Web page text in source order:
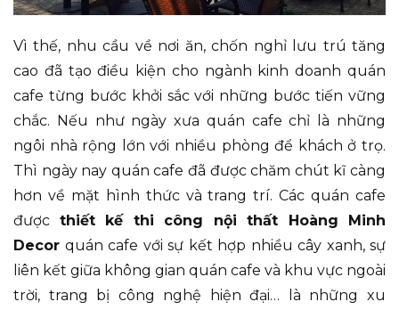
Vì thế, nhu cầu về nơi ăn, chốn nghỉ lưu trú tăng
cao đã tạo điều kiện cho ngành kinh doanh quán
cafe từng bước khởi sắc với những bước tiến vững
chắc. Nếu như ngày xưa quán cafe chỉ là những
ngôi nhà rộng lớn với nhiều phòng để khách ở trọ.
Thì ngày nay quán cafe đã được chăm chút kĩ càng
hơn về mặt hình thức và trang trí. Các quán cafe
được thiết kế thi công nội thất Hoàng Minh
Decor quán cafe với sự kết hợp nhiều cây xanh, sự
liên kết giữa không gian quán cafe và khu vực ngoài
trời, trang bị công nghệ hiện đại… là những xu